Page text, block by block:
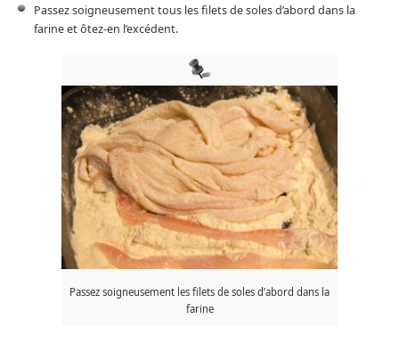
Passez soigneusement tous les filets de soles d’abord dans la
farine et ôtez-en l’excédent.
Passez soigneusement les filets de soles d’abord dans la
farine